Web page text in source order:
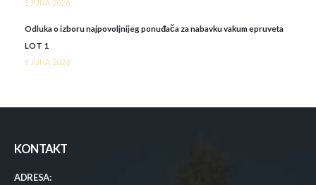
8 JUNA, 2026
Odluka o izboru najpovoljnijeg ponuđača za nabavku vakum epruveta
LOT 1
8 JUNA, 2026
KONTAKT
ADRESA: